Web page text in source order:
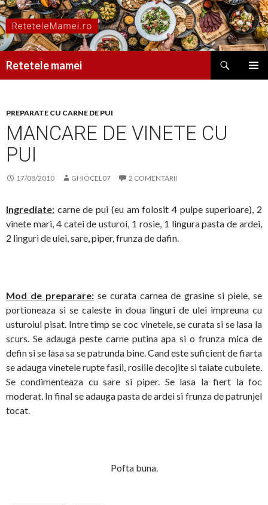
Retetele mamei
PREPARATE CU CARNE DE PUI
MANCARE DE VINETE CU
PUI
17/08/2010 GHIOCEL07 2 COMENTARII
Ingrediate: carne de pui (eu am folosit 4 pulpe superioare), 2
vinete mari, 4 catei de usturoi, 1 rosie, 1 lingura pasta de ardei,
2 linguri de ulei, sare, piper, frunza de dafin.
Mod de preparare:se curata carnea de grasine si piele, se
portioneaza si se caleste in doua linguri de ulei impreuna cu
usturoiul pisat. Intre timp se coc vinetele, se curata si se lasa la
scurs. Se adauga peste carne putina apa si o frunza mica de
defin si se lasa sa se patrunda bine. Cand este suficient de fiarta
se adauga vinetele rupte fasii, rosiile decojite si taiate cubulete.
Se condimenteaza cu sare si piper. Se lasa la fiert la foc
moderat. In final se adauga pasta de ardei si frunza de patrunjel
tocat.
Pofta buna.